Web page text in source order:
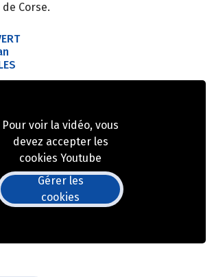
Corse.
Pour voir la vidéo, vous
devez accepter les
cookies Youtube
Gérer les
cookies